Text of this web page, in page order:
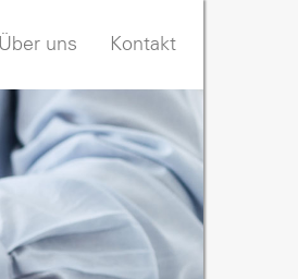
Über uns Kontakt